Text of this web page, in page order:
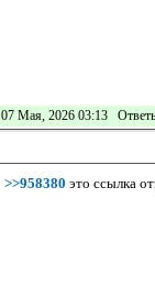
07 Мая, 2026 03:13
>>958380 это ссылка